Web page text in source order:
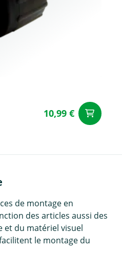
10,99 €
de montage en
des articles aussi des
et du matériel visuel
le montage du